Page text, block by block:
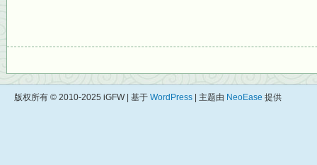
版权所有 © 2010-2025 iGFW | 基于 WordPress | 主题由 NeoEase 提供